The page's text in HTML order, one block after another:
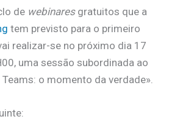
de webinaresgratuitos que a
tem previsto para o primeiro
realizar-se no próximo dia 17
uma sessão subordinada ao
o momento da verdade».